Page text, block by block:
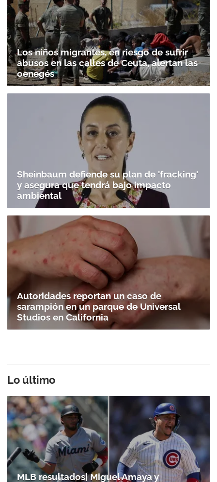
Los niños migrantes, en riesgo de sufrir
abusos en las calles de Ceuta, alertan las
oenegés
Sheinbaum defiende su plan de 'fracking'
y asegura que tendrá bajo impacto
ambiental
Autoridades reportan un caso de
sarampión en un parque de Universal
Studios en California
Lo último
MLB resultados| Miguel Amaya y